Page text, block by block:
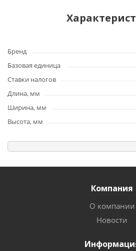
Бренд
Базовая единица
Ставки налогов
Длина, мм
Ширина, мм
Высота, мм
Компания
О компании
Новости